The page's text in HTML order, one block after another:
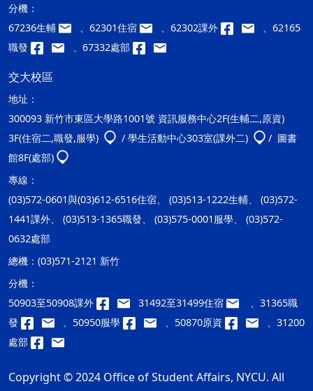
分機：
67236生輔
、62301住宿 、62302課外
、62165
職發
、67332處部
交大校區
地址：
300093 新竹市東區大學路1001號 資訊服務中心2F(生輔二,原資)
3F(住宿二,職發,服學)
/ 學生活動中心303室(課外二)
/ 圖書
館8F(處部)
專線：
(03)572-0601與(03)612-6516住宿、 (03)513-1222生輔、 (03)572-
1441課外、 (03)513-1365職發、 (03)575-0001服學、 (03)572-
0632處部
總機： (03)571-2121 新竹
分機：
50903至50908課外
31492至31499住宿
、31365職
發
、50950服學 、50870原資
、31200
處部
Copyright © 2024 Office of Student Affairs, NYCU. All